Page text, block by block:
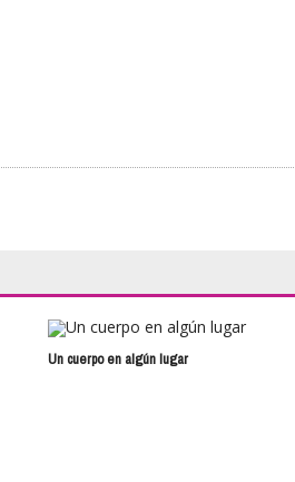
Un cuerpo en algún lugar